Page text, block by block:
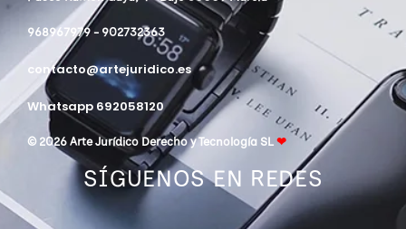
968967979 - 902732363
contacto@artejuridico.es
Whatsapp 692058120
© 2026 Arte Jurídico Derecho y Tecnología SL ❤
SÍGUENOS EN REDES